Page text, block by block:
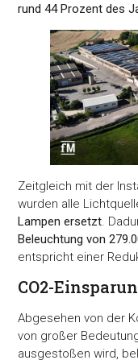
rund 44 Prozent des
Zeitgleich mit der
wurden alle
Lampen ersetzt.
Beleuchtung von
entspricht einer
CO2-
Abgesehen von der
von großer
ausgestoßen wird,